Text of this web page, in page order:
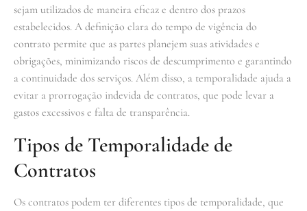
sejam utilizados de maneira eficaz e dentro dos prazos
estabelecidos. A definição clara do tempo de vigência do
contrato permite que as partes planejem suas atividades e
obrigações, minimizando riscos de descumprimento e garantindo
a continuidade dos serviços. Além disso, a temporalidade ajuda a
evitar a prorrogação indevida de contratos, que pode levar a
gastos excessivos e falta de transparência.
Tipos de Temporalidade de
Contratos
Os contratos podem ter diferentes tipos de temporalidade, que